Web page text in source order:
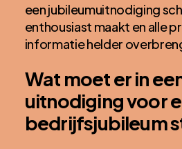
een jubileumuitnodiging
enthousiast maakt en alle
informatie helder
Wat moet er in
uitnodiging voor
bedrijfsjubileum